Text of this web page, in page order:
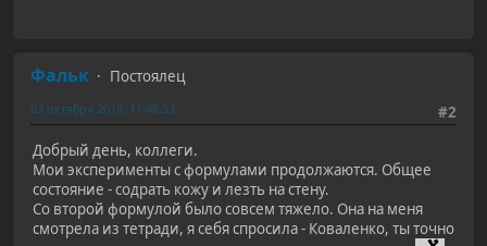
Фальк
Постоялец
#2
03 октября 2019, 11:48:53
Добрый день, коллеги.
Мои эксперименты с формулами продолжаются. Общее
состояние - содрать кожу и лезть на стену.
Со второй формулой было совсем тяжело. Она на меня
смотрела из тетради, я себя спросила - Коваленко, ты точно